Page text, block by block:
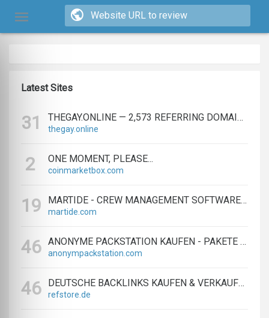
Latest Sites
31 THEGAY.ONLINE — 2,573 REFERRING DOMAINS | ED.COM
thegay.online
2 ONE MOMENT, PLEASE...
coinmarketbox.com
19 MARTIDE - CREW MANAGEMENT SOFTWARE & MARITIME RECRUITMENT
martide.com
46 ANONYME PACKSTATION KAUFEN - PAKETE ANONYM EMPFANGEN LEICHT GEMACHT
anonympackstation.com
46 DEUTSCHE BACKLINKS KAUFEN & VERKAUFEN - TEXTLINK MARKTPLATZ
refstore.de